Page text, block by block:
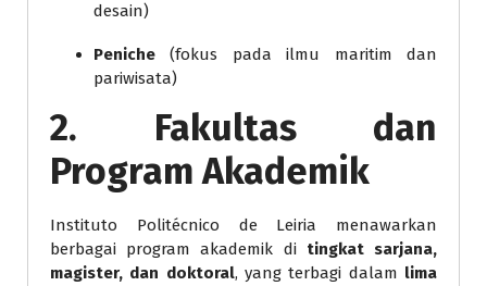
desain)
Peniche (fokus pada ilmu maritim dan
pariwisata)
2. Fakultas dan
Program Akademik
Instituto Politécnico de Leiria menawarkan
berbagai program akademik di tingkat sarjana,
magister, dan doktoral, yang terbagi dalam lima